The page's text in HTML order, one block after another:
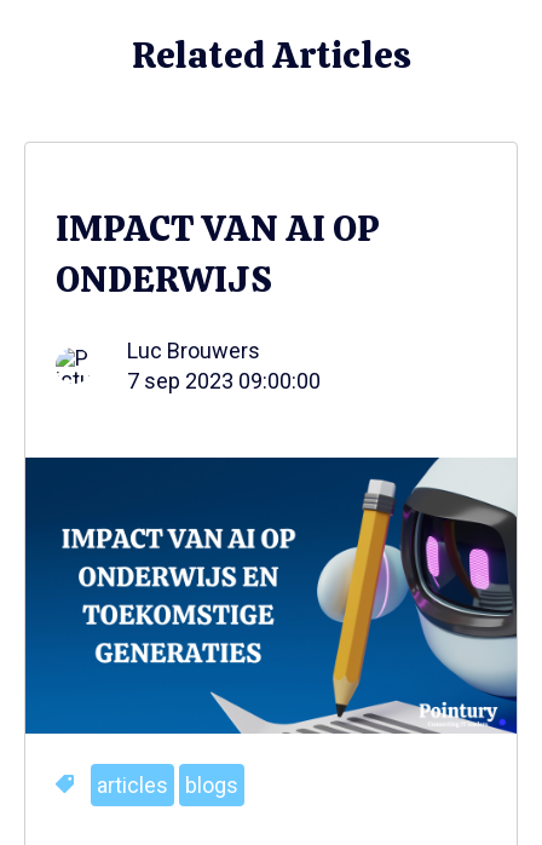
Related Articles
IMPACT VAN AI OP
ONDERWIJS
Luc Brouwers
7 sep 2023 09:00:00
articles blogs